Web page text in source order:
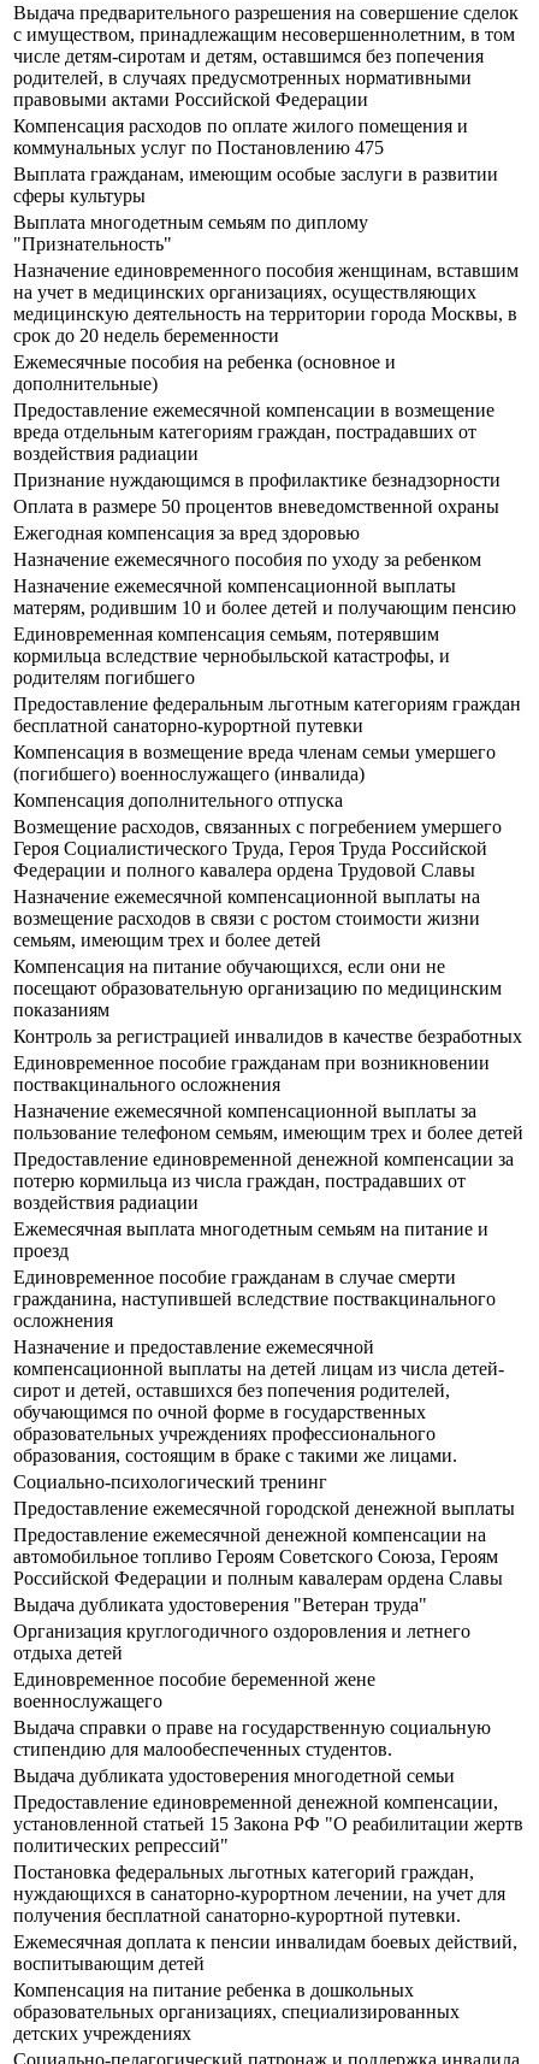
Выдача предварительного разрешения на совершение сделок
с имуществом, принадлежащим несовершеннолетним, в том
числе детям-сиротам и детям, оставшимся без попечения
родителей, в случаях предусмотренных нормативными
правовыми актами Российской Федерации
Компенсация расходов по оплате жилого помещения и
коммунальных услуг по Постановлению 475
Выплата гражданам, имеющим особые заслуги в развитии
сферы культуры
Выплата многодетным семьям по диплому
"Признательность"
Назначение единовременного пособия женщинам, вставшим
на учет в медицинских организациях, осуществляющих
медицинскую деятельность на территории города Москвы, в
срок до 20 недель беременности
Ежемесячные пособия на ребенка (основное и
дополнительные)
Предоставление ежемесячной компенсации в возмещение
вреда отдельным категориям граждан, пострадавших от
воздействия радиации
Признание нуждающимся в профилактике безнадзорности
Оплата в размере 50 процентов вневедомственной охраны
Ежегодная компенсация за вред здоровью
Назначение ежемесячного пособия по уходу за ребенком
Назначение ежемесячной компенсационной выплаты
матерям, родившим 10 и более детей и получающим пенсию
Единовременная компенсация семьям, потерявшим
кормильца вследствие чернобыльской катастрофы, и
родителям погибшего
Предоставление федеральным льготным категориям граждан
бесплатной санаторно-курортной путевки
Компенсация в возмещение вреда членам семьи умершего
(погибшего) военнослужащего (инвалида)
Компенсация дополнительного отпуска
Возмещение расходов, связанных с погребением умершего
Героя Социалистического Труда, Героя Труда Российской
Федерации и полного кавалера ордена Трудовой Славы
Назначение ежемесячной компенсационной выплаты на
возмещение расходов в связи с ростом стоимости жизни
семьям, имеющим трех и более детей
Компенсация на питание обучающихся, если они не
посещают образовательную организацию по медицинским
показаниям
Контроль за регистрацией инвалидов в качестве безработных
Единовременное пособие гражданам при возникновении
поствакцинального осложнения
Назначение ежемесячной компенсационной выплаты за
пользование телефоном семьям, имеющим трех и более детей
Предоставление единовременной денежной компенсации за
потерю кормильца из числа граждан, пострадавших от
воздействия радиации
Ежемесячная выплата многодетным семьям на питание и
проезд
Единовременное пособие гражданам в случае смерти
гражданина, наступившей вследствие поствакцинального
осложнения
Назначение и предоставление ежемесячной
компенсационной выплаты на детей лицам из числа детей-
сирот и детей, оставшихся без попечения родителей,
обучающимся по очной форме в государственных
образовательных учреждениях профессионального
образования, состоящим в браке с такими же лицами.
Социально-психологический тренинг
Предоставление ежемесячной городской денежной выплаты
Предоставление ежемесячной денежной компенсации на
автомобильное топливо Героям Советского Союза, Героям
Российской Федерации и полным кавалерам ордена Славы
Выдача дубликата удостоверения "Ветеран труда"
Организация круглогодичного оздоровления и летнего
отдыха детей
Единовременное пособие беременной жене
военнослужащего
Выдача справки о праве на государственную социальную
стипендию для малообеспеченных студентов.
Выдача дубликата удостоверения многодетной семьи
Предоставление единовременной денежной компенсации,
установленной статьей 15 Закона РФ "О реабилитации жертв
политических репрессий"
Постановка федеральных льготных категорий граждан,
нуждающихся в санаторно-курортном лечении, на учет для
получения бесплатной санаторно-курортной путевки.
Ежемесячная доплата к пенсии инвалидам боевых действий,
воспитывающим детей
Компенсация на питание ребенка в дошкольных
образовательных организациях, специализированных
детских учреждениях
Социально-педагогический патронаж и поддержка инвалида